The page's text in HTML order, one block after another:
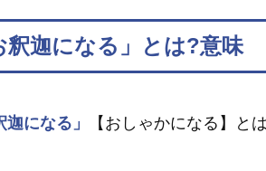
釈迦になる」とは?意味
迦になる」 【おしゃかになる】と